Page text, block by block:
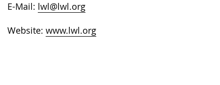
E-Mail: lwl@lwl.org
Website: www.lwl.org